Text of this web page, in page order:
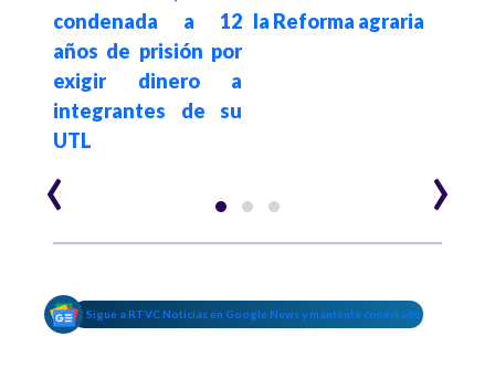
condenada a 12
años de prisión por
exigir dinero a
integrantes de su
UTL
la Reforma agraria
‹ ›
Sigue a RTVC Noticias en Google News y mantente conectado